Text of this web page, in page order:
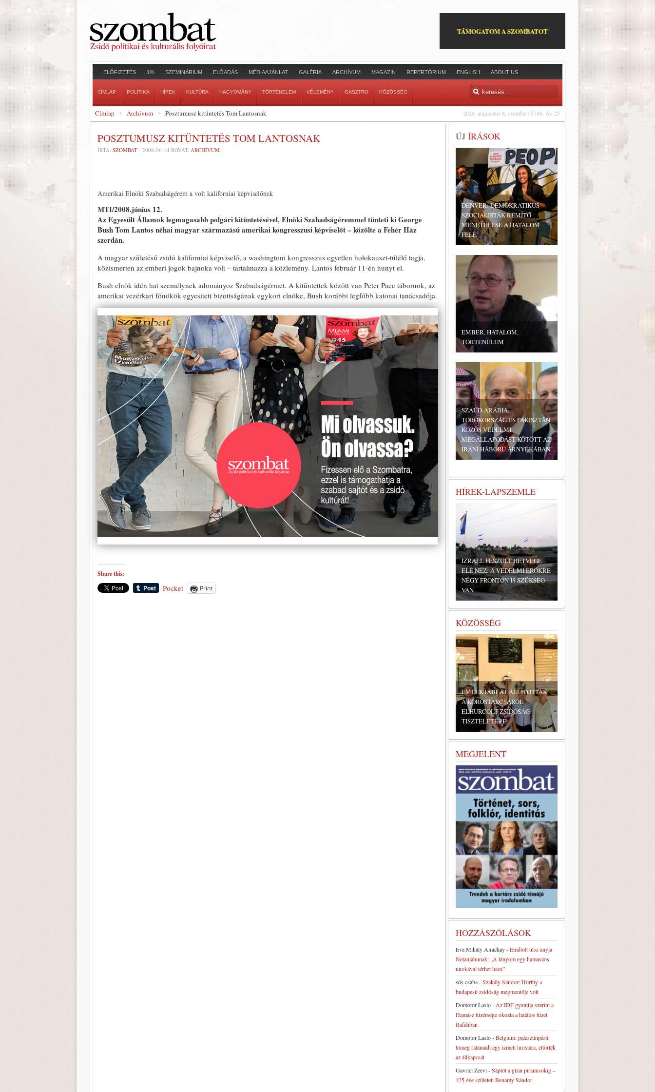
TÁMOGATOM A SZOMBATOT
ELŐFIZETÉS 1% SZEMINÁRIUM ELŐADÁS MÉDIAAJÁNLAT GALÉRIA ARCHÍVUM MAGAZIN REPERTÓRIUM ENGLISH ABOUT US
CÍMLAP POLITIKA HÍREK KULTÚRA HAGYOMÁNY TÖRTÉNELEM VÉLEMÉNY GASZTRO KÖZÖSSÉG
2026. augusztus 8, szombat | 5786. Áv 25
Címlap Archívum Posztumusz kitüntetés Tom Lantosnak
POSZTUMUSZ KITÜNTETÉS TOM LANTOSNAK
ÍRTA: SZOMBAT - 2008-06-14 ROVAT: ARCHÍVUM
Amerikai Elnöki Szabadságérem a volt kaliforniai képviselőnek
MTI/2008.június 12.
Az Egyesült Államok legmagasabb polgári kitüntetésével, Elnöki Szabadságéremmel tünteti ki George
Bush Tom Lantos néhai magyar származású amerikai kongresszusi képviselőt – közölte a Fehér Ház
szerdán.
A magyar születésű zsidó kaliforniai képviselő, a washingtoni kongresszus egyetlen holokauszt-túlélő tagja,
közismerten az emberi jogok bajnoka volt – tartalmazza a közlemény. Lantos február 11-én hunyt el.
Bush elnök idén hat személynek adományoz Szabadságérmet. A kitüntettek között van Peter Pace tábornok, az
amerikai vezérkari főnökök egyesített bizottságának egykori elnöke, Bush korábbi legfőbb katonai tanácsadója.
Share this:
Pocket Print
ÚJ ÍRÁSOK
DENVER: DEMOKRATIKUS
SZOCIALISTÁK RÉMÍTŐ
MENETELÉSE A HATALOM
FELÉ
EMBER, HATALOM,
TÖRTÉNELEM
SZAÚD-ARÁBIA,
TÖRÖKORSZÁG ÉS PAKISZTÁN
KÖZÖS VÉDELMI
MEGÁLLAPODÁST KÖTÖTT AZ
IRÁNI HÁBORÚ ÁRNYÉKÁBAN
HÍREK-LAPSZEMLE
IZRAEL FESZÜLT HÉTVÉGE
ELÉ NÉZ: A VÉDELMI ERŐKRE
NÉGY FRONTON IS SZÜKSÉG
VAN
KÖZÖSSÉG
EMLÉKTÁBLÁT ÁLLÍTOTTAK
A KÖRÖSTARCSÁRÓL
ELHURCOLT ZSIDÓSÁG
TISZTELETÉRE
MEGJELENT
HOZZÁSZÓLÁSOK
Eva Mihály Amichay-Elrabolt túsz anyja
Netanjahunak: „A lányom egy hamaszos
unokával térhet haza”
sós csaba-Szakály Sándor: Horthy a
budapesti zsidóság megmentője volt
Domotor Laslo- Az IDF gyanúja szerint a
Hamász tüzérsége okozta a halálos tüzet
Rafahban
Domotor Laslo-Belgium: palesztinpárti
tömeg rátámadt egy izraeli turistára, eltörték
az állkapcsát
Gavriel Zeevi-Sáptól a gízai piramisokig –
125 éve született Benamy Sándor